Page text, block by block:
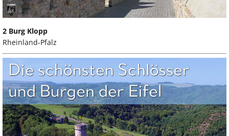
2 Burg Klopp
Rheinland-Pfalz